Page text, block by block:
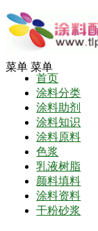
菜单 菜单
首页
涂料分类
涂料助剂
涂料知识
涂料原料
色浆
乳液树脂
颜料填料
涂料资料
干粉砂浆